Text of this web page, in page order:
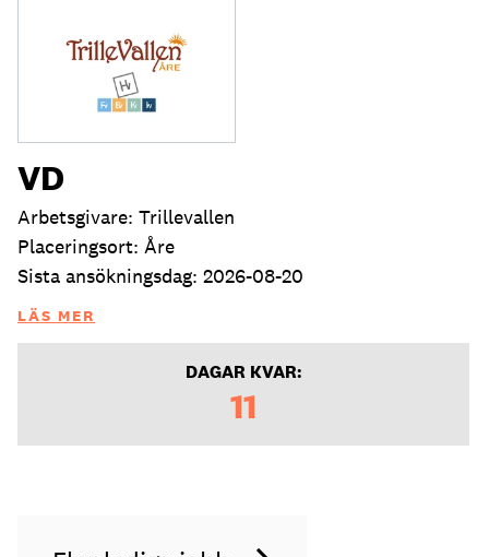
VD
Arbetsgivare: Trillevallen
Placeringsort: Åre
Sista ansökningsdag: 2026-08-20
LÄS MER
DAGAR KVAR:
11